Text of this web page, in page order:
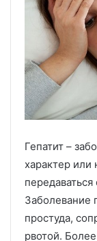
Гепатит –
характер
Заболевание
простуда,
рвотой.